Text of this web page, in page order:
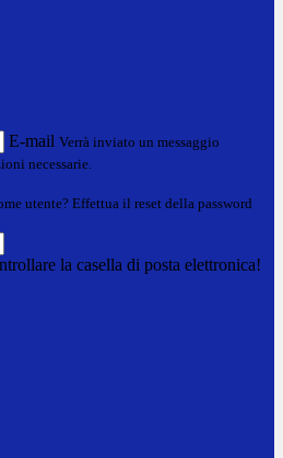
E-mail Verrà inviato un messaggio
necessarie.
utente? Effettua il reset della password
la casella di posta elettronica!